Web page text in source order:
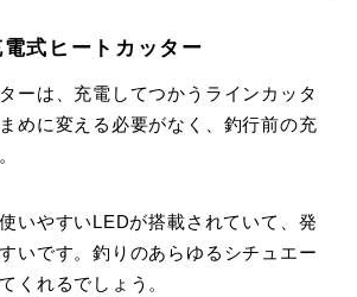
式ヒートカッター
ーは、充電してつかうラインカッタ
めに変える必要がなく、釣行前の充
いやすいLEDが搭載されていて、発
いです。釣りのあらゆるシチュエー
くれるでしょう。